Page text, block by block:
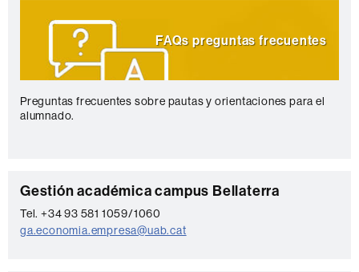
FAQs preguntas frecuentes
Preguntas frecuentes sobre pautas y orientaciones para el
alumnado.
C
o
n
Gestión académica campus Bellaterra
Tel. +34 93 581 1059/1060
ga.economia.empresa@uab.cat